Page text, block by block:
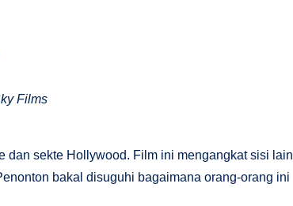
Films
dan sekte Hollywood. Film ini mengangkat sisi lain
bakal disuguhi bagaimana orang-orang ini